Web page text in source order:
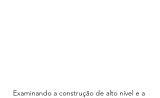
Examinando a construção de alto nível e a